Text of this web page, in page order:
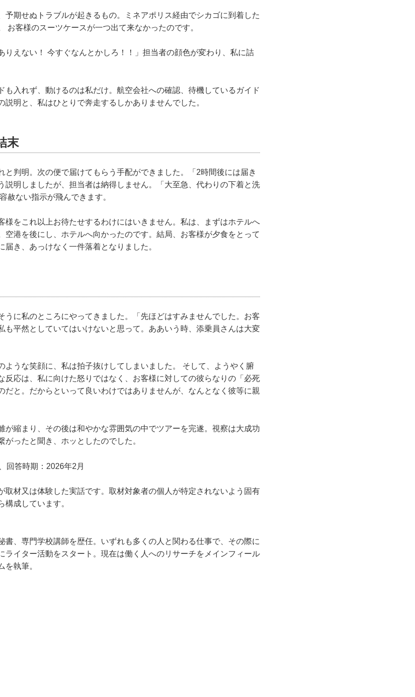
予期せぬトラブルが起きるもの。ミネアポリス経由でシカゴに到着した
お客様のスーツケースが一つ出て来なかったのです。
りえない！ 今すぐなんとかしろ！！」担当者の顔色が変わり、私に詰
も入れず、動けるのは私だけ。航空会社への確認、待機しているガイド
説明と、私はひとりで奔走するしかありませんでした。
末
と判明。次の便で届けてもらう手配ができました。「2時間後には届き
説明しましたが、担当者は納得しません。「大至急、代わりの下着と洗
赦ない指示が飛んできます。
様をこれ以上お待たせするわけにはいきません。私は、まずはホテルへ
空港を後にし、ホテルへ向かったのです。結局、お客様が夕食をとって
届き、あっけなく一件落着となりました。
うに私のところにやってきました。「先ほどはすみませんでした。お客
も平然としていてはいけないと思って。ああいう時、添乗員さんは大変
ような笑顔に、私は拍子抜けしてしまいました。 そして、ようやく腑
反応は、私に向けた怒りではなく、お客様に対しての彼らなりの「必死
だと。だからといって良いわけではありませんが、なんとなく彼等に親
が縮まり、その後は和やかな雰囲気の中でツアーを完遂。視察は大成功
がったと聞き、ホッとしたのでした。
回答時期：2026年2月
材又は体験した実話です。取材対象者の個人が特定されないよう固有
構成しています。
書、専門学校講師を歴任。いずれも多くの人と関わる仕事で、その際に
ライター活動をスタート。現在は働く人へのリサーチをメインフィール
を執筆。